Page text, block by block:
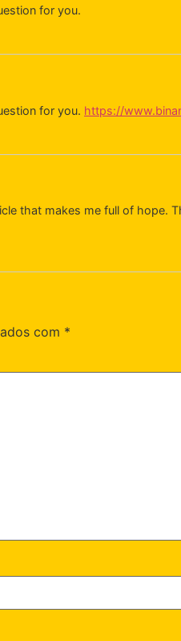
for you.
for you. https://
that makes me full of hope.
com *